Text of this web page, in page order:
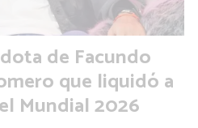
de Facundo
que liquidó a
Mundial 2026